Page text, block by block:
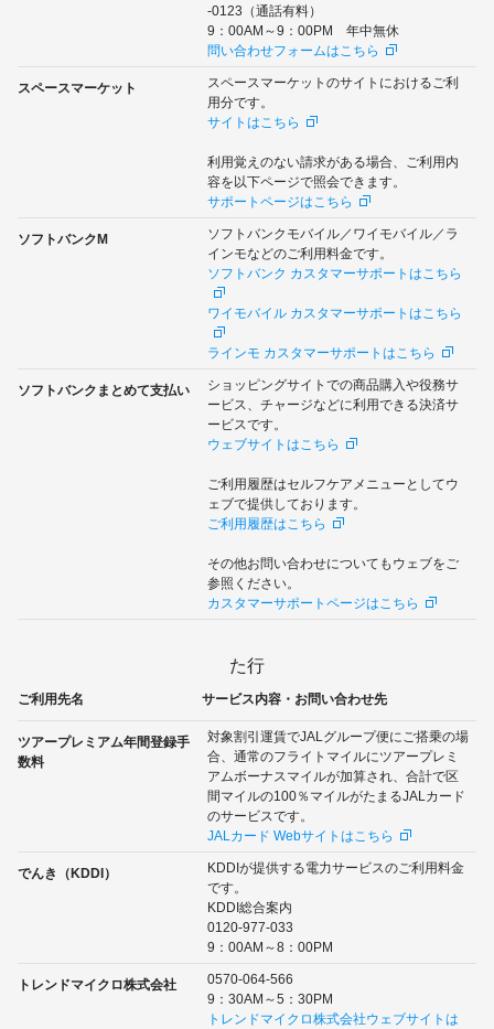
-0123（通話有料）
9：00AM～9：00PM 年中無休
問い合わせフォームはこちら
スペースマーケット
スペースマーケットのサイトにおけるご利
用分です。
サイトはこちら
利用覚えのない請求がある場合、ご利用内
容を以下ページで照会できます。
サポートページはこちら
ソフトバンクM
ソフトバンクモバイル／ワイモバイル／ラ
インモなどのご利用料金です。
ソフトバンク カスタマーサポートはこちら
ワイモバイル カスタマーサポートはこちら
ラインモ カスタマーサポートはこちら
ソフトバンクまとめて支払い
ショッピングサイトでの商品購入や役務サ
ービス、チャージなどに利用できる決済サ
ービスです。
ウェブサイトはこちら
ご利用履歴はセルフケアメニューとしてウ
ェブで提供しております。
ご利用履歴はこちら
その他お問い合わせについてもウェブをご
参照ください。
カスタマーサポートページはこちら
た行
ご利用先名 サービス内容・お問い合わせ先
ツアープレミアム年間登録手
数料
対象割引運賃でJALグループ便にご搭乗の場
合、通常のフライトマイルにツアープレミ
アムボーナスマイルが加算され、合計で区
間マイルの100％マイルがたまるJALカード
のサービスです。
JALカード Webサイトはこちら
でんき（KDDI）
KDDIが提供する電力サービスのご利用料金
です。
KDDI総合案内
0120-977-033
9：00AM～8：00PM
トレンドマイクロ株式会社
0570-064-566
9：30AM～5：30PM
トレンドマイクロ株式会社ウェブサイトは